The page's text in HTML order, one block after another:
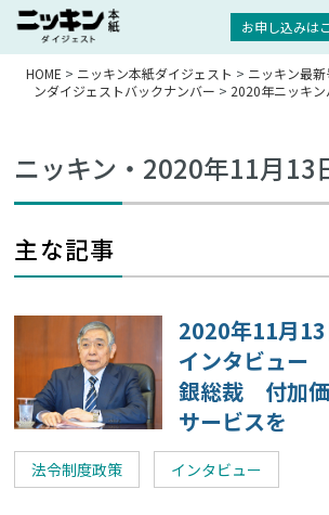
お申し込みは
HOME > ニッキン本紙ダイジェスト > ニッキン最
ンダイジェストバックナンバー > 2020年ニッキ
ニッキン・2020年11月13
主な記事
2020年11月
インタビュー
銀総裁 付加
サービスを
法令制度政策 インタビュー